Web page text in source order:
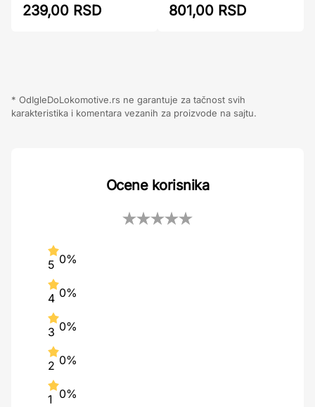
239,00 RSD 801,00 RSD
* OdIgleDoLokomotive.rs ne garantuje za tačnost svih
karakteristika i komentara vezanih za proizvode na sajtu.
Ocene korisnika
5 0%
4 0%
3 0%
2 0%
1 0%